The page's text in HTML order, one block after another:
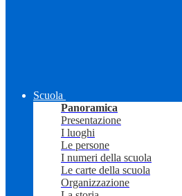
Scuola
Panoramica
Presentazione
I luoghi
Le persone
I numeri della scuola
Le carte della scuola
Organizzazione